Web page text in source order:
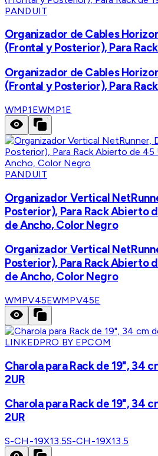
PANDUIT
Organizador de Cables
(Frontal y Posterior), Para
Organizador de Cables
(Frontal y Posterior), Para
WMP1EWMP1E
PANDUIT
Organizador Vertical
Posterior), Para Rack Abierto
de Ancho, Color Negro
Organizador Vertical
Posterior), Para Rack Abierto
de Ancho, Color Negro
WMPV45EWMPV45E
LINKEDPRO BY EPCOM
Charola para Rack de 19", 34
2UR
Charola para Rack de 19", 34
2UR
S-CH-19X13.5S-CH-19X13.5